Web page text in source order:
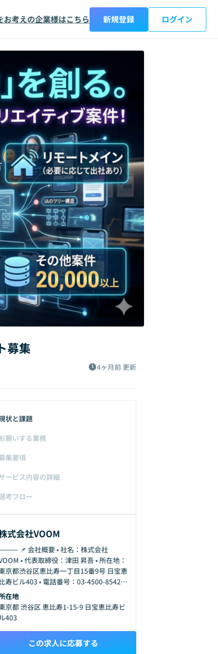
お考えの企業様はこちら 新規登録 ログイン
募集
4ヶ月前 更新
状と課題
願いする業務
集要項
ービス内容の詳細
考フロー
式会社VOOM
社概要 • 社名：株式会社
• 代表取締役：津田 昇吾 • 所在地：
京都渋谷区恵比寿一丁目15番9号 日宝恵
比寿ビル403 • 電話番号：03-4500-8542 •
：2017年4月 • 資本金：970万円（資
準備金950万円） • 許認可番号： • 一般
働者派遣（厚生労働大臣許可番号 派 13-
） • 有料職業紹介（厚生労働大臣
https://voom0707.com ￼ ⸻ 💼 主な事
在地
京都 渋谷区 恵比寿1-15-9 日宝恵比寿ビ
403
この求人に応募する